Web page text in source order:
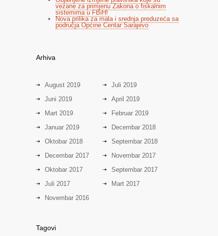
vezane za primjenu Zakona o fiskalnim
sistemima u FBiH!
Nova prilika za mala i srednja preduzeća sa
područja Općine Centar Sarajevo
Arhiva
August 2019
Juli 2019
Juni 2019
April 2019
Mart 2019
Februar 2019
Januar 2019
Decembar 2018
Oktobar 2018
Septembar 2018
Decembar 2017
Novembar 2017
Oktobar 2017
Septembar 2017
Juli 2017
Mart 2017
Novembar 2016
Tagovi